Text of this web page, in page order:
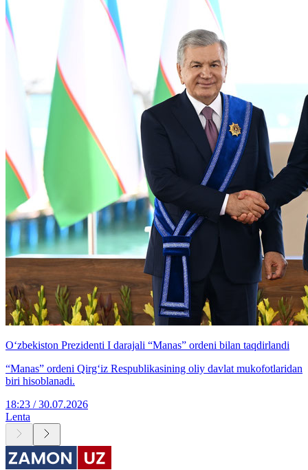
O‘zbekiston Prezidenti I darajali “Manas” ordeni bilan taqdirlandi
“Manas” ordeni Qirg‘iz Respublikasining oliy davlat mukofotlaridan
biri hisoblanadi.
18:23 / 30.07.2026
Lenta